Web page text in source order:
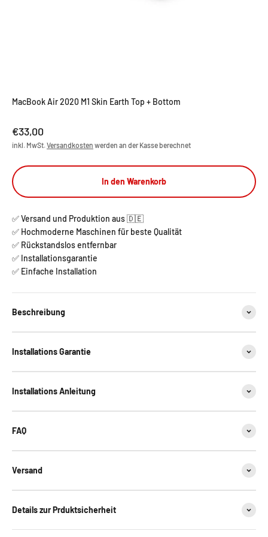
MacBook Air 2020 M1 Skin Earth Top + Bottom
Angebot
€33,00
inkl. MwSt.Versandkosten werden an der Kasse berechnet
In den Warenkorb
✅ Versand und Produktion aus 🇩🇪
✅ Hochmoderne Maschinen für beste Qualität
✅ Rückstandslos entfernbar
✅ Installationsgarantie
✅ Einfache Installation
Beschreibung
Installations Garantie
Installations Anleitung
FAQ
Versand
Details zur Prduktsicherheit